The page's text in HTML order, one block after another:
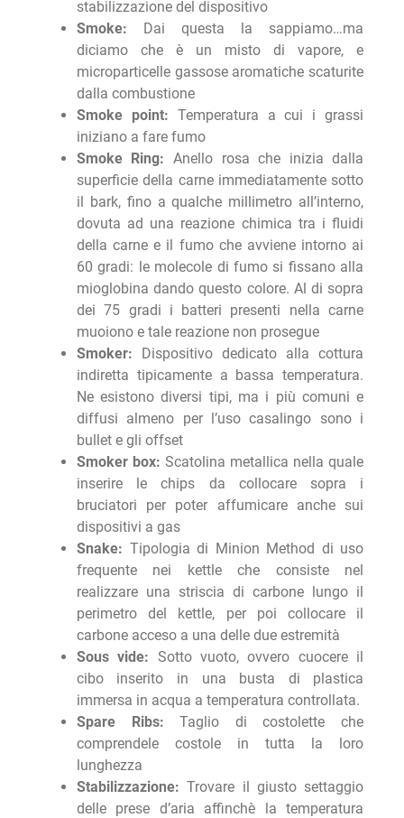
stabilizzazione del dispositivo
Smoke: Dai questa la sappiamo…ma
diciamo che è un misto di vapore, e
microparticelle gassose aromatiche scaturite
dalla combustione
Smoke point: Temperatura a cui i grassi
iniziano a fare fumo
Smoke Ring: Anello rosa che inizia dalla
superficie della carne immediatamente sotto
il bark, fino a qualche millimetro all’interno,
dovuta ad una reazione chimica tra i fluidi
della carne e il fumo che avviene intorno ai
60 gradi: le molecole di fumo si fissano alla
mioglobina dando questo colore. Al di sopra
dei 75 gradi i batteri presenti nella carne
muoiono e tale reazione non prosegue
Smoker: Dispositivo dedicato alla cottura
indiretta tipicamente a bassa temperatura.
Ne esistono diversi tipi, ma i più comuni e
diffusi almeno per l’uso casalingo sono i
bullet e gli offset
Smoker box: Scatolina metallica nella quale
inserire le chips da collocare sopra i
bruciatori per poter affumicare anche sui
dispositivi a gas
Snake: Tipologia di Minion Method di uso
frequente nei kettle che consiste nel
realizzare una striscia di carbone lungo il
perimetro del kettle, per poi collocare il
carbone acceso a una delle due estremità
Sous vide: Sotto vuoto, ovvero cuocere il
cibo inserito in una busta di plastica
immersa in acqua a temperatura controllata.
Spare Ribs: Taglio di costolette che
comprendele costole in tutta la loro
lunghezza
Stabilizzazione:Trovare il giusto settaggio
delle prese d’aria affinchè la temperatura